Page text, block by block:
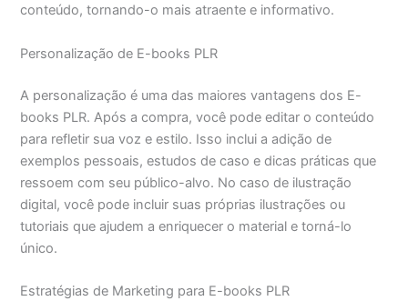
conteúdo, tornando-o mais atraente e informativo.
Personalização de E-books PLR
A personalização é uma das maiores vantagens dos E-
books PLR. Após a compra, você pode editar o conteúdo
para refletir sua voz e estilo. Isso inclui a adição de
exemplos pessoais, estudos de caso e dicas práticas que
ressoem com seu público-alvo. No caso de ilustração
digital, você pode incluir suas próprias ilustrações ou
tutoriais que ajudem a enriquecer o material e torná-lo
único.
Estratégias de Marketing para E-books PLR